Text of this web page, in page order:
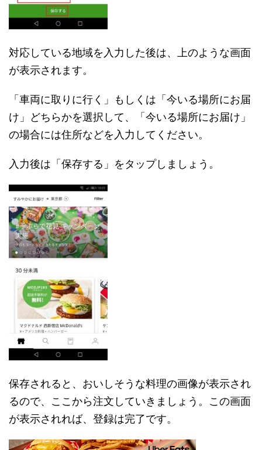
対応している地域を入力した後は、上のような画面
が表示されます。
「車両に取りに行く」もしくは「今いる場所にお届
け」どちらかを選択して、「今いる場所にお届け」
の場合には住所などを入力してください。
入力後は「保存する」をタップしましょう。
保存されると、おいしそうな料理の画像が表示され
るので、ここから注文していきましょう。この画面
が表示されれば、登録は完了です。